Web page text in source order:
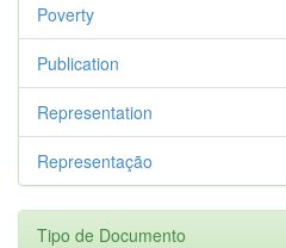
Poverty
Publication
Representation
Representação
Tipo de Documento